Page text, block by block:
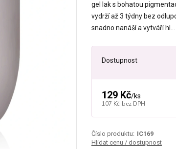
gel lak s bohatou
vydrží až 3 týdny bez
snadno nanáší a vytváří hl...
Dostupnost
129 Kč/ks
107 Kč bez DPH
Číslo produktu: IC169
Hlídat cenu / dostupnost